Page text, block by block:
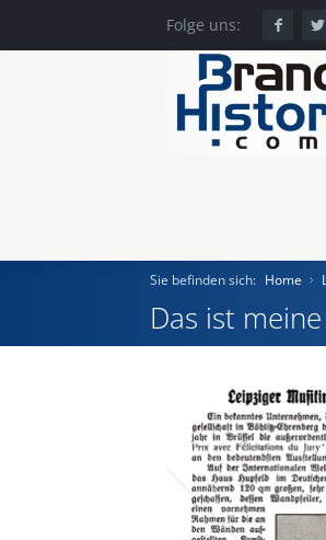
Folge uns:
Einst und Heute
Marken
Konzerne
Sie befinden sich: Home
Das ist